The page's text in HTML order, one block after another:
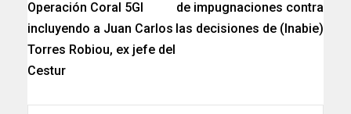
Operación Coral 5Gl
incluyendo a Juan Carlos
Torres Robiou, ex jefe del
Cestur
de impugnaciones contra
las decisiones de (Inabie)